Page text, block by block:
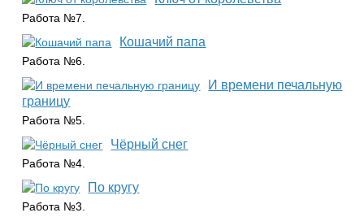
Работа №7.
Кошачий папа
Работа №6.
И времени печальную
границу
Работа №5.
Чёрный снег
Работа №4.
По кругу
Работа №3.